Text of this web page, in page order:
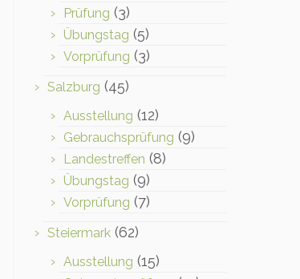
Prüfung (3)
Übungstag (5)
Vorprüfung (3)
Salzburg (45)
Ausstellung (12)
Gebrauchsprüfung (9)
Landestreffen (8)
Übungstag (9)
Vorprüfung (7)
Steiermark (62)
Ausstellung (15)